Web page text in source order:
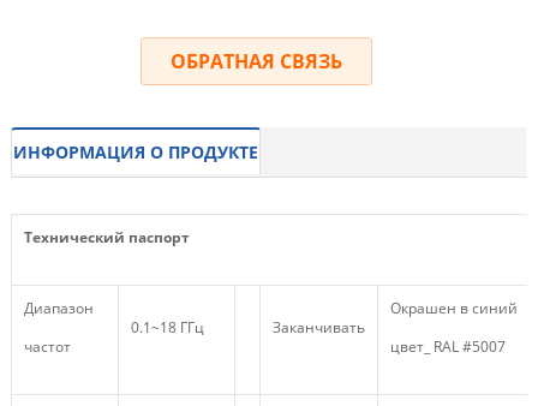
ОБРАТНАЯ СВЯЗЬ
ИНФОРМАЦИЯ О ПРОДУКТЕ
Технический паспорт
Диапазон
частот
0.1~18 ГГц Заканчивать
Окрашен в синий
цвет_ RAL #5007